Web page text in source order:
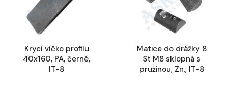
Krycí víčko profilu
40x160, PA, černé,
IT-8
Matice do drážky 8
St M8 sklopná s
pružinou, Zn., IT-8